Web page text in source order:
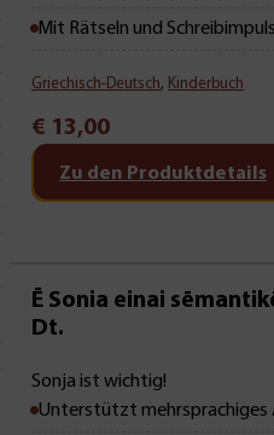
Mit Rätseln und
Griechisch-Deutsch, Kinderbuch
€ 13,00
Zu den Produktdetails
Neu • Neu • Neu
Ē Sonia einai
Dt.
Sonja ist wichtig!
Unterstützt mehrsprachiges